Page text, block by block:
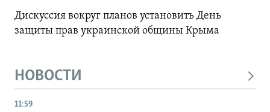
Дискуссия вокруг планов установить День
защиты прав украинской общины Крыма
НОВОСТИ
11:59